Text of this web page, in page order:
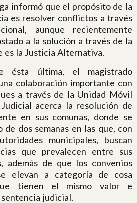
informó que el propósito de la
es resolver conflictos a través
aunque recientemente
a la solución a través de la
es la Justicia Alternativa.
ésta última, el magistrado
colaboración importante con
a través de la Unidad Móvil
acerca la resolución de
en sus comunas, donde se
dos semanas en las que, con
municipales, buscan
que prevalecen entre sus
además de que los convenios
elevan a categoría de cosa
tienen el mismo valor e
judicial.